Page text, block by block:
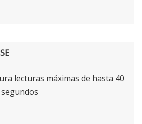
lecturas máximas de hasta 40